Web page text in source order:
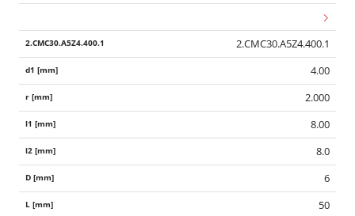
2.CMC30.A5Z4.400.1
4.00
2.000
8.00
8.0
6
50